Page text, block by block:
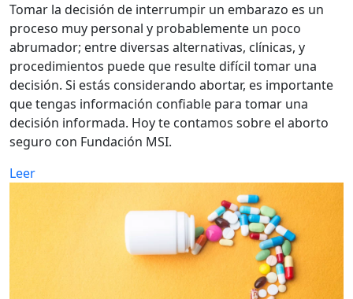
Tomar la decisión de interrumpir un embarazo es un
proceso muy personal y probablemente un poco
abrumador; entre diversas alternativas, clínicas, y
procedimientos puede que resulte difícil tomar una
decisión. Si estás considerando abortar, es importante
que tengas información confiable para tomar una
decisión informada. Hoy te contamos sobre el aborto
seguro con Fundación MSI.
Leer